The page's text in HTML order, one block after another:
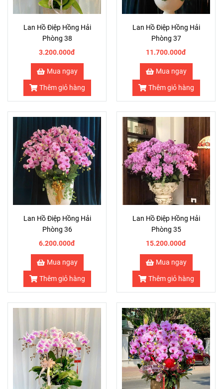
Lan Hồ Điệp Hồng Hải
Phòng 38
3.200.000đ
Mua ngay
Thêm giỏ hàng
Lan Hồ Điệp Hồng Hải
Phòng 37
11.700.000đ
Mua ngay
Thêm giỏ hàng
Lan Hồ Điệp Hồng Hải
Phòng 36
6.200.000đ
Mua ngay
Thêm giỏ hàng
Lan Hồ Điệp Hồng Hải
Phòng 35
15.200.000đ
Mua ngay
Thêm giỏ hàng